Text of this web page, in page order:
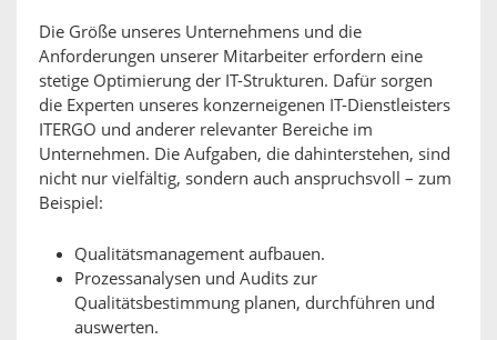
Die Größe unseres Unternehmens und die
Anforderungen unserer Mitarbeiter erfordern eine
stetige Optimierung der IT-Strukturen. Dafür sorgen
die Experten unseres konzerneigenen IT-Dienstleisters
ITERGO und anderer relevanter Bereiche im
Unternehmen. Die Aufgaben, die dahinterstehen, sind
nicht nur vielfältig, sondern auch anspruchsvoll – zum
Beispiel:
Qualitätsmanagement aufbauen.
Prozessanalysen und Audits zur
Qualitätsbestimmung planen, durchführen und
auswerten.